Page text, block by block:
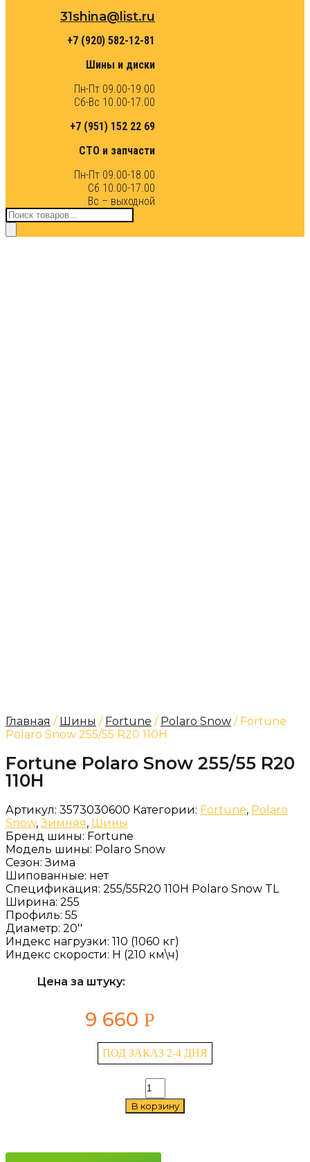
31shina@list.ru
+7 (920) 582-12-81
Шины и диски
Пн-Пт 09.00-19.00
Сб-Вс 10.00-17.00
+7 (951) 152 22 69
СТО и запчасти
Пн-Пт 09.00-18.00
Сб 10.00-17.00
Вс – выходной
Поиск
товаров
Главная / Шины / Fortune / Polaro Snow / Fortune
Polaro Snow 255/55 R20 110H
Fortune Polaro Snow 255/55 R20
110H
Артикул: 3573030600 Категории: Fortune, Polaro
Snow,Зимняя, Шины
Бренд шины: Fortune
Модель шины: Polaro Snow
Сезон:Зима
Шипованные: нет
Спецификация: 255/55R20 110H Polaro Snow TL
Ширина: 255
Профиль: 55
Диаметр: 20''
Индекс нагрузки: 110 (1060 кг)
Индекс скорости: H (210 км\ч)
Цена за штуку:
9 660 Р
ПОД ЗАКАЗ 2-4 ДНЯ
Количество
товара
Fortune
R20
В корзину